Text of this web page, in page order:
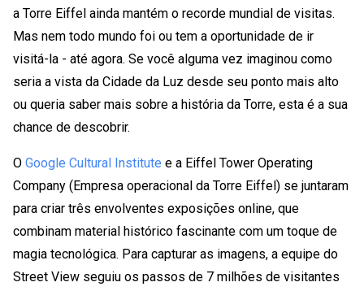
a Torre Eiffel ainda mantém o recorde mundial de visitas.
Mas nem todo mundo foi ou tem a oportunidade de ir
visitá-la - até agora. Se você alguma vez imaginou como
seria a vista da Cidade da Luz desde seu ponto mais alto
ou queria saber mais sobre a história da Torre, esta é a sua
chance de descobrir.
O Google Cultural Institute e a Eiffel Tower Operating
Company (Empresa operacional da Torre Eiffel) se juntaram
para criar três envolventes exposições online, que
combinam material histórico fascinante com um toque de
magia tecnológica. Para capturar as imagens, a equipe do
Street View seguiu os passos de 7 milhões de visitantes